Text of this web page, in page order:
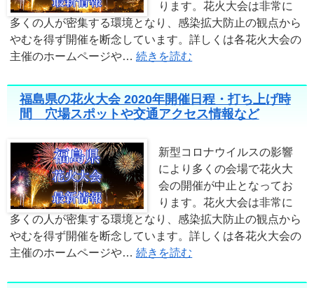
ります。花火大会は非常に
多くの人が密集する環境となり、感染拡大防止の観点から
やむを得ず開催を断念しています。詳しくは各花火大会の
主催のホームページや…続きを読む
福島県の花火大会 2020年開催日程・打ち上げ時
間 穴場スポットや交通アクセス情報など
新型コロナウイルスの影響
により多くの会場で花火大
会の開催が中止となってお
ります。花火大会は非常に
多くの人が密集する環境となり、感染拡大防止の観点から
やむを得ず開催を断念しています。詳しくは各花火大会の
主催のホームページや…続きを読む